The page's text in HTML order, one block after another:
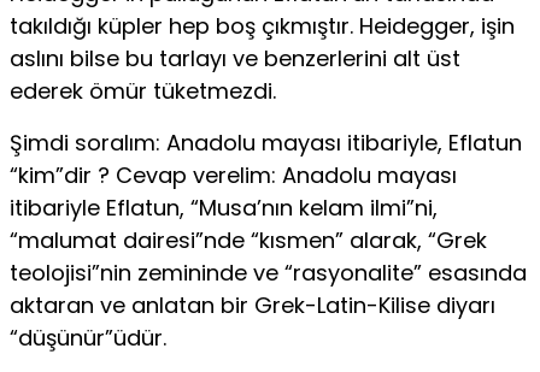
takıldığı küpler hep boş çıkmıştır. Heidegger, işin
aslını bilse bu tarlayı ve benzerlerini alt üst
ederek ömür tüketmezdi.
Şimdi soralım: Anadolu mayası itibariyle, Eflatun
“kim”dir ? Cevap verelim: Anadolu mayası
itibariyle Eflatun, “Musa’nın kelam ilmi”ni,
“malumat dairesi”nde “kısmen” alarak, “Grek
teolojisi”nin zemininde ve “rasyonalite” esasında
aktaran ve anlatan bir Grek-Latin-Kilise diyarı
“düşünür”üdür.